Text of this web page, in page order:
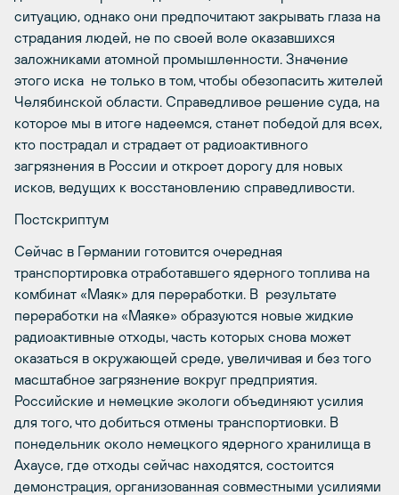
ситуацию, однако они предпочитают закрывать глаза на
страдания людей, не по своей воле оказавшихся
заложниками атомной промышленности. Значение
этого иска не только в том, чтобы обезопасить жителей
Челябинской области. Справедливое решение суда, на
которое мы в итоге надеемся, станет победой для всех,
кто пострадал и страдает от радиоактивного
загрязнения в России и откроет дорогу для новых
исков, ведущих к восстановлению справедливости.
Постскриптум
Сейчас в Германии готовится очередная
транспортировка отработавшего ядерного топлива на
комбинат «Маяк» для переработки. В результате
переработки на «Маяке» образуются новые жидкие
радиоактивные отходы, часть которых снова может
оказаться в окружающей среде, увеличивая и без того
масштабное загрязнение вокруг предприятия.
Российские и немецкие экологи объединяют усилия
для того, что добиться отмены транспортиовки. В
понедельник около немецкого ядерного хранилища в
Ахаусе, где отходы сейчас находятся, состоится
демонстрация, организованная совместными усилиями